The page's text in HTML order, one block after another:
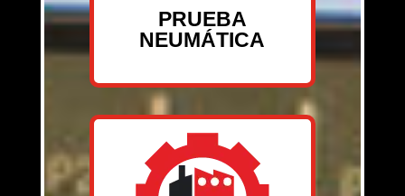
PRUEBA
NEUMÁTICA